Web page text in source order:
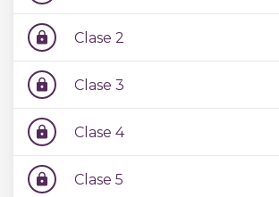
lock Clase 2
lock Clase 3
lock Clase 4
lock Clase 5